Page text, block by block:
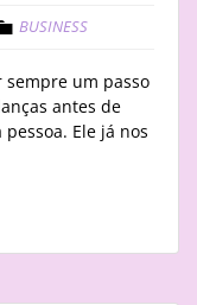
BUSINESS
sempre um passo
antes de
Ele já nos